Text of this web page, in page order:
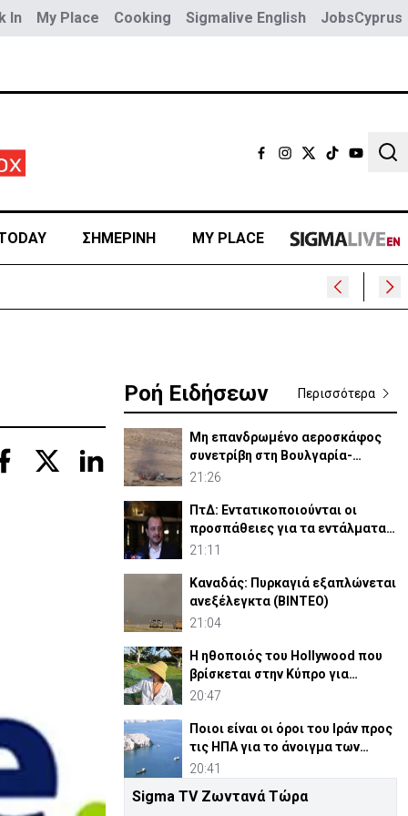
In My Place Cooking Sigmalive English JobsCyprus
ΣΗΜΕΡΙΝΗ MY PLACE
Ροή Ειδήσεων Περισσότερα
Μη επανδρωμένο αεροσκάφος
συνετρίβη στη Βουλγαρία-
Kατηγορεί το Κίεβο
21:26
ΠτΔ: Εντατικοποιούνται οι
προσπάθειες για τα εντάλματα
σύλληψης Ισαάκ-Σολωμού
21:11
Καναδάς: Πυρκαγιά εξαπλώνεται
ανεξέλεγκτα (ΒΙΝΤΕΟ)
21:04
Η ηθοποιός του Hollywood που
βρίσκεται στην Κύπρο για
διακοπές
20:47
Ποιοι είναι οι όροι του Ιράν προς
τις ΗΠΑ για το άνοιγμα των
Στενών του Ορμούζ
20:41
Πάφος: Συνεχίζονται αυστηρά οι
Sigma TV Ζωντανά Τώρα